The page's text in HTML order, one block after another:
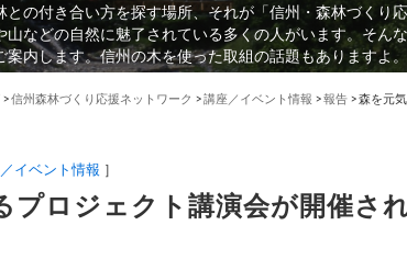
との付き合い方を探す場所、それが「信州・森林づく
山などの自然に魅了されている多くの人がいます。そ
内します。信州の木を使った取組の話題もありますよ。
>信州森林づくり応援ネットワーク >講座／イベント情報 >報告 >森を元
イベント情報 ］
プロジェクト講演会が開催さ